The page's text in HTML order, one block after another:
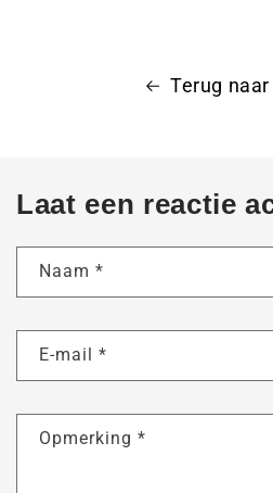
Terug
Laat een reactie
Naam *
E-mail *
Opmerking *